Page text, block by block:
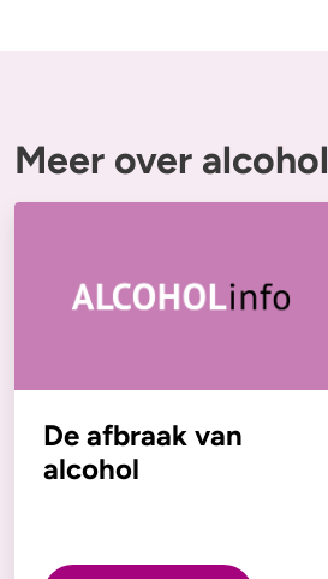
Meer over alcohol
De afbraak van
alcohol